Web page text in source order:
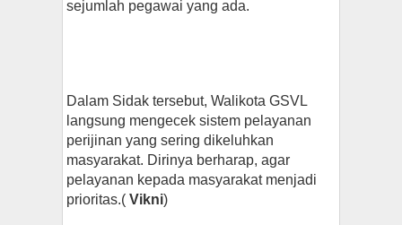
sejumlah pegawai yang ada.
Dalam Sidak tersebut, Walikota GSVL
langsung mengecek sistem pelayanan
perijinan yang sering dikeluhkan
masyarakat. Dirinya berharap, agar
pelayanan kepada masyarakat menjadi
prioritas.( Vikni)